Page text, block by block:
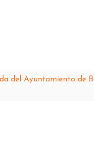
del Ayuntamiento de